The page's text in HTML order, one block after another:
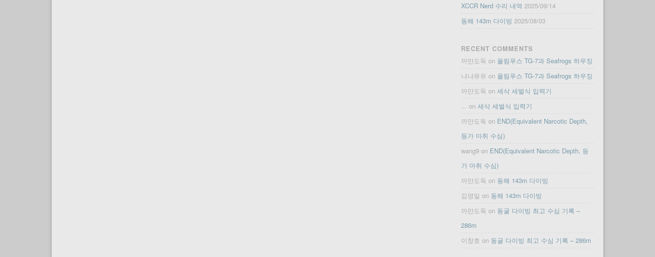
XCCR Nerd 수리 내역 2025/09/14
동해 143m 다이빙 2025/08/03
RECENT COMMENTS
까만도둑 on 올림푸스 TG-7과 Seafrogs 하우징
냐냐유유 on 올림푸스 TG-7과 Seafrogs 하우징
까만도둑 on 세삭 세벌식 입력기
... on 세삭 세벌식 입력기
까만도둑 on END(Equivalent Narcotic Depth,
등가 마취 수심)
wang9on END(Equivalent Narcotic Depth, 등
가 마취 수심)
까만도둑 on 동해 143m 다이빙
김영일 on 동해 143m 다이빙
까만도둑 on 동굴 다이빙 최고 수심 기록 –
286m
이창호 on 동굴 다이빙 최고 수심 기록 – 286m